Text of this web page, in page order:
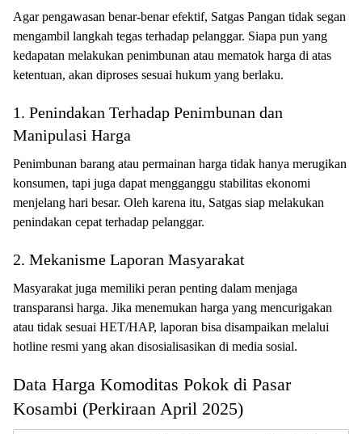
Agar pengawasan benar-benar efektif, Satgas Pangan tidak segan
mengambil langkah tegas terhadap pelanggar. Siapa pun yang
kedapatan melakukan penimbunan atau mematok harga di atas
ketentuan, akan diproses sesuai hukum yang berlaku.
1. Penindakan Terhadap Penimbunan dan
Manipulasi Harga
Penimbunan barang atau permainan harga tidak hanya merugikan
konsumen, tapi juga dapat mengganggu stabilitas ekonomi
menjelang hari besar. Oleh karena itu, Satgas siap melakukan
penindakan cepat terhadap pelanggar.
2. Mekanisme Laporan Masyarakat
Masyarakat juga memiliki peran penting dalam menjaga
transparansi harga. Jika menemukan harga yang mencurigakan
atau tidak sesuai HET/HAP, laporan bisa disampaikan melalui
hotline resmi yang akan disosialisasikan di media sosial.
Data Harga Komoditas Pokok di Pasar
Kosambi (Perkiraan April 2025)